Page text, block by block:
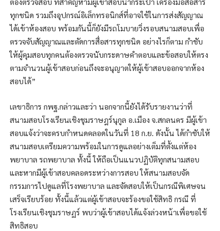
ทุกชนิด รวมถึงอุปกรณ์อิเล็กทรอนิกส์ที่อาจใช้ในการส่งสัญญาณ
ได้เข้าห้องสอบ พร้อมกันนี้ก็ยังมีรถโมบายวิ่งรอบสนามสอบเพื่อ
ตรวจจับสัญญาณและตัดการสื่อสารทุกชนิด อย่างไรก็ตาม กำชับ
ให้ผู้คุมสอบทุกคนต้องตรวจนับกระดาษคำตอบและข้อสอบให้ตรง
ตามจำนวนผู้เข้าสอบก่อนถึงจะอนุญาตให้ผู้เข้าสอบออกจากห้อง
สอบได้”
เลขาธิการ กพฐ.กล่าวและว่า นอกจากนี้ยังได้รับรายงานว่าที่
สนามสอบโรงเรียนเชิงชุมราษฎร์นุกูล อ.เมือง จ.สกลนคร มีผู้เข้า
สอบแจ้งว่าจะครบกำหนดคลอดในวันที่ 18 ก.ย. ดังนั้น ได้กำชับให้
สนามสอบเตรียมความพร้อมในการดูแลอย่างเต็มที่ตั้งแต่ห้อง
พยาบาล รถพยาบาล ทั้งนี้ ให้ถือเป็นแนวปฏิบัติทุกสนามสอบ
และหากมีผู้เข้าสอบคลอดระหว่างการสอบ ให้สนามสอบจัด
กรรมการไปดูแลที่โรงพยาบาล และจัดสอบให้เป็นกรณีพิเศษจน
เสร็จเรียบร้อย ทั้งนี้แล้วแต่ผู้เข้าสอบจะร้องขอใช้สิทธิ กรณี ที่
โรงเรียนเชิงชุมราษฏร์ พบว่าผู้เข้าสอบได้แจ้งล่วงหน้าเพื่อขอใช้
สิทธิสอบ